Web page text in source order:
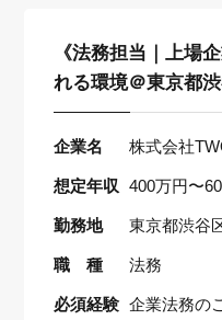
《法務担当｜上場
れる環境＠東京都
企業名 株式会社
想定年収 400万円〜
勤務地 東京都渋谷
職 種 法務
必須経験 企業法務の